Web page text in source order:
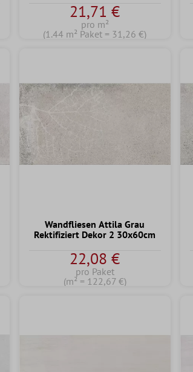
21,71 €
pro m²
(1.44 m² Paket = 31,26 €)
Wandfliesen Attila Grau
Rektifiziert Dekor 2 30x60cm
22,08 €
pro Paket
(m² = 122,67 €)